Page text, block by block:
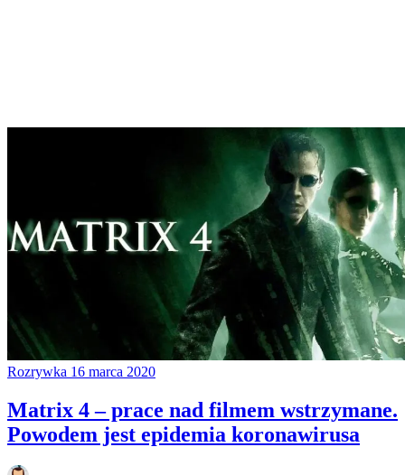
Rozrywka 16 marca 2020
Matrix 4 – prace nad filmem wstrzymane.
Powodem jest epidemia koronawirusa